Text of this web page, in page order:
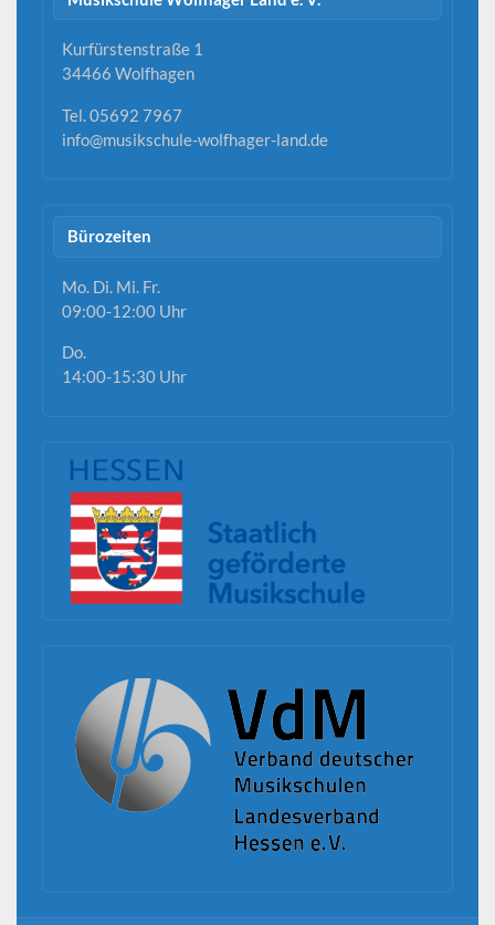
Kurfürstenstraße 1
34466 Wolfhagen
Tel. 05692 7967
info@musikschule-wolfhager-land.de
Bürozeiten
Mo. Di. Mi. Fr.
09:00-12:00 Uhr
Do.
14:00-15:30 Uhr